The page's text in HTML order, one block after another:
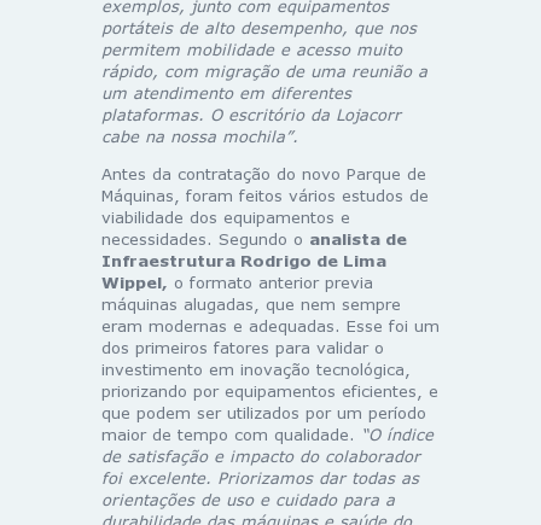
exemplos, junto com equipamentos
portáteis de alto desempenho, que nos
permitem mobilidade e acesso muito
rápido, com migração de uma reunião a
um atendimento em diferentes
plataformas. O escritório da Lojacorr
cabe na nossa mochila”.
Antes da contratação do novo Parque de
Máquinas, foram feitos vários estudos de
viabilidade dos equipamentos e
necessidades. Segundo o analista de
Infraestrutura Rodrigo de Lima
Wippel, o formato anterior previa
máquinas alugadas, que nem sempre
eram modernas e adequadas. Esse foi um
dos primeiros fatores para validar o
investimento em inovação tecnológica,
priorizando por equipamentos eficientes, e
que podem ser utilizados por um período
maior de tempo com qualidade. “O índice
de satisfação e impacto do colaborador
foi excelente. Priorizamos dar todas as
orientações de uso e cuidado para a